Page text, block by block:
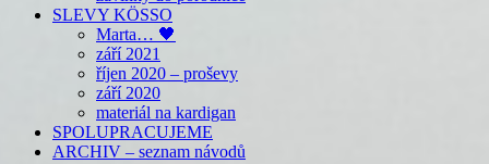
SLEVY KÖSSO
Marta… 🖤
září 2021
říjen 2020 – proševy
září 2020
materiál na kardigan
SPOLUPRACUJEME
ARCHIV – seznam návodů